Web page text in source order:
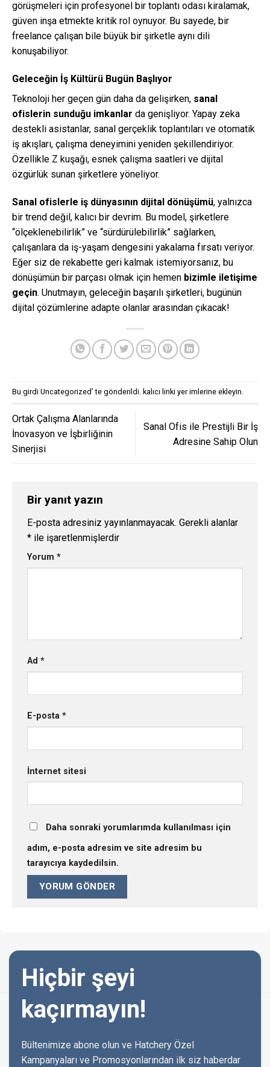
görüşmeleri için profesyonel bir toplantı odası kiralamak,
güven inşa etmekte kritik rol oynuyor. Bu sayede, bir
freelance çalışan bile büyük bir şirketle aynı dili
konuşabiliyor.
Geleceğin İş Kültürü Bugün Başlıyor
Teknoloji her geçen gün daha da gelişirken, sanal
ofislerin sunduğu imkanlar da genişliyor. Yapay zeka
destekli asistanlar, sanal gerçeklik toplantıları ve otomatik
iş akışları, çalışma deneyimini yeniden şekillendiriyor.
Özellikle Z kuşağı, esnek çalışma saatleri ve dijital
özgürlük sunan şirketlere yöneliyor.
Sanal ofislerle iş dünyasının dijital dönüşümü, yalnızca
bir trend değil, kalıcı bir devrim. Bu model, şirketlere
“ölçeklenebilirlik” ve “sürdürülebilirlik” sağlarken,
çalışanlara da iş-yaşam dengesini yakalama fırsatı veriyor.
Eğer siz de rekabette geri kalmak istemiyorsanız, bu
dönüşümün bir parçası olmak için hemen bizimle iletişime
geçin. Unutmayın, geleceğin başarılı şirketleri, bugünün
dijital çözümlerine adapte olanlar arasından çıkacak!
Bu girdi Uncategorized’ te gönderildi. kalıcı linki yer imlerine ekleyin.
Ortak Çalışma Alanlarında
İnovasyon ve İşbirliğinin
Sinerjisi
Sanal Ofis ile Prestijli Bir İş
Adresine Sahip Olun
Bir yanıt yazın
E-posta adresiniz yayınlanmayacak. Gerekli alanlar
* ile işaretlenmişlerdir
Yorum *
Ad *
E-posta *
İnternet sitesi
Daha sonraki yorumlarımda kullanılması için
adım, e-posta adresim ve site adresim bu
tarayıcıya kaydedilsin.
Hiçbir şeyi
kaçırmayın!
Bültenimize abone olun ve Hatchery Özel
Kampanyaları ve Promosyonlarından ilk siz haberdar